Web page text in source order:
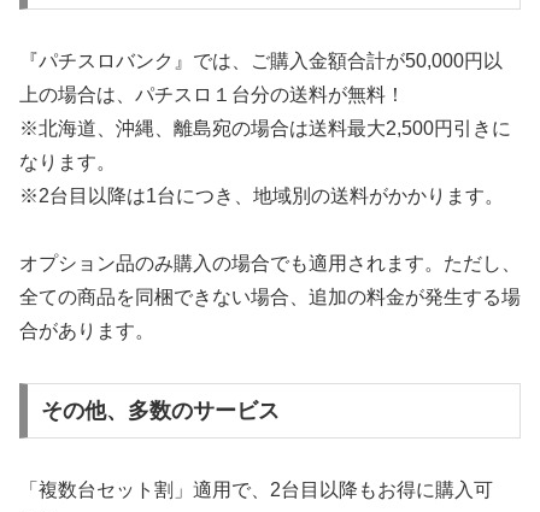
『パチスロバンク』では、ご購入金額合計が50,000円以
上の場合は、パチスロ１台分の送料が無料！
※北海道、沖縄、離島宛の場合は送料最大2,500円引きに
なります。
※2台目以降は1台につき、地域別の送料がかかります。
オプション品のみ購入の場合でも適用されます。ただし、
全ての商品を同梱できない場合、追加の料金が発生する場
合があります。
その他、多数のサービス
「複数台セット割」適用で、2台目以降もお得に購入可